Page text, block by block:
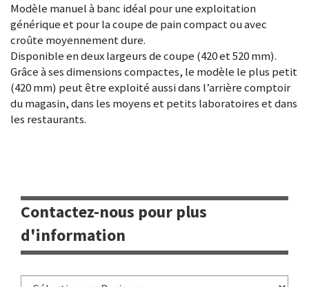
Modèle manuel à banc idéal pour une exploitation
générique et pour la coupe de pain compact ou avec
croûte moyennement dure.
Disponible en deux largeurs de coupe (420 et 520 mm).
Grâce à ses dimensions compactes, le modèle le plus petit
(420 mm) peut être exploité aussi dans l’arrière comptoir
du magasin, dans les moyens et petits laboratoires et dans
les restaurants.
Contactez-nous pour plus
d'information